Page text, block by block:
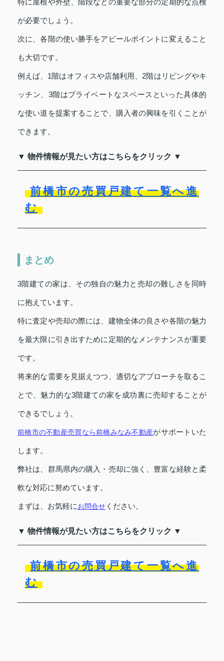
が必要でしょう。
次に、各階の使い勝手をアピールポイントに変えること
も大切です。
例えば、1階はオフィスや店舗利用、2階はリビングやキ
ッチン、3階はプライベートなスペースといった具体的
な使い道を提案することで、購入者の興味を引くことが
できます。
▼ 物件情報が見たい方はこちらをクリック ▼
前橋市の売買戸建て一覧へ進
む
まとめ
3階建ての家は、その独自の魅力と売却の難しさを同時
に抱えています。
特に査定や売却の際には、建物全体の良さや各階の魅力
を最大限に引き出すために定期的なメンテナンスが重要
です。
将来的な需要を見据えつつ、適切なアプローチを取るこ
とで、魅力的な3階建ての家を成功裏に売却することが
できるでしょう。
前橋市の不動産売買なら前橋みなみ不動産がサポートいた
します。
弊社は、群馬県内の購入・売却に強く、豊富な経験と柔
軟な対応に努めています。
まずは、お気軽にお問合せ ください。
▼ 物件情報が見たい方はこちらをクリック ▼
前橋市の売買戸建て一覧へ進
む